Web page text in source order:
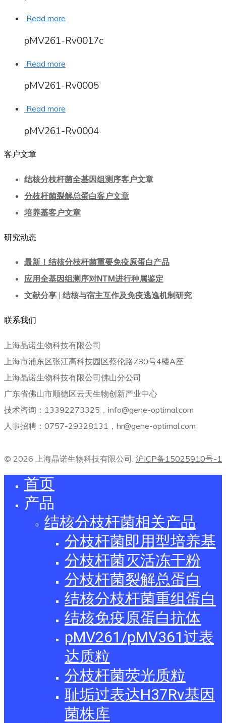
Read more
pMV261-Rv0017c
Read more
pMV261-Rv0005
Read more
pMV261-Rv0004
客户文章
结核分枝杆菌全基因组测序客户文章
分枝杆菌裂解总蛋白客户文章
培养基客户文章
研究动态
最新！结核分枝杆菌重要免疫原蛋白产品
应用全基因组测序对NTM进行种属鉴定
文献分享 | 结核与宿主互作及免疫逃逸机制研究
联系我们
上海晶诺生物科技有限公司
上海市浦东区张江高科技园区蔡伦路780号4楼A座
上海晶诺生物科技有限公司佛山分公司
广东省佛山市顺德区云天生物创新产业中心
技术咨询：13392273325，info@gene-optimal.com
人事招聘：0757-29328131，hr@gene-optimal.com
© 2026 上海晶诺生物科技有限公司. 沪ICP备15025910号-1
首页
产品
结核分枝杆菌相关产品
分枝杆菌即用型培养基
分枝杆菌灭活冻干粉
分枝杆菌裂解总蛋白
结核分枝杆菌重组蛋白
结核免疫原蛋白抗体
pMV261/pMV361过表
达质粒
分枝杆菌荧光质粒
耻垢过表达H37Rv基因
菌株库